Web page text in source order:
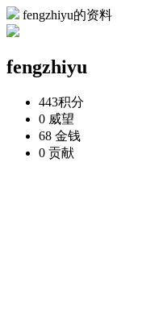
fengzhiyu的资料
fengzhiyu
443积分
0 威望
68 金钱
0 贡献